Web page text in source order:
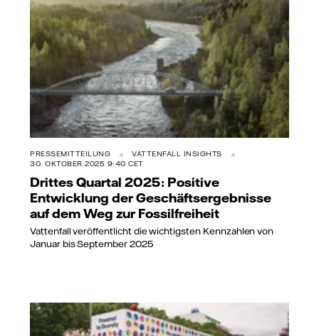
PRESSEMITTEILUNG
VATTENFALL INSIGHTS
30. OKTOBER 2025 9:40 CET
Drittes Quartal 2025: Positive
Entwicklung der Geschäftsergebnisse
auf dem Weg zur Fossilfreiheit
Vattenfall veröffentlicht die wichtigsten Kennzahlen von
Januar bis September 2025